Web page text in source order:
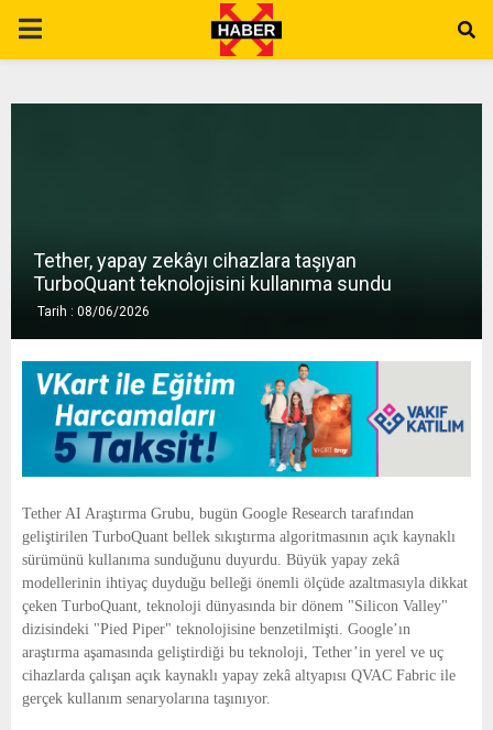
P
E
N
U
Tether, yapay zekâyı cihazlara taşıyan
TurboQuant teknolojisini kullanıma sundu
Tarih : 08/06/2026
Tether AI Araştırma Grubu, bugün Google Research tarafından
geliştirilen TurboQuant bellek sıkıştırma algoritmasının açık kaynaklı
sürümünü kullanıma sunduğunu duyurdu. Büyük yapay zekâ
modellerinin ihtiyaç duyduğu belleği önemli ölçüde azaltmasıyla dikkat
çeken TurboQuant, teknoloji dünyasında bir dönem "Silicon Valley"
dizisindeki "Pied Piper" teknolojisine benzetilmişti. Google’ın
araştırma aşamasında geliştirdiği bu teknoloji, Tether’in yerel ve uç
cihazlarda çalışan açık kaynaklı yapay zekâ altyapısı QVAC Fabric ile
gerçek kullanım senaryolarına taşınıyor.